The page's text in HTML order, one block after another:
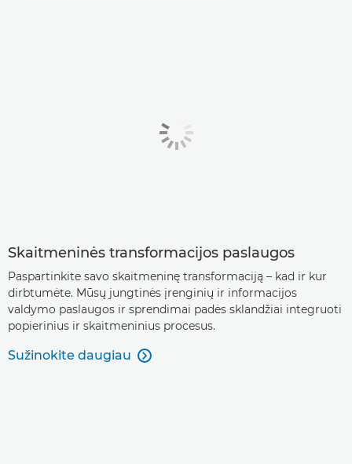
Skaitmeninės transformacijos paslaugos
Paspartinkite savo skaitmeninę transformaciją – kad ir kur
dirbtumėte. Mūsų jungtinės įrenginių ir informacijos
valdymo paslaugos ir sprendimai padės sklandžiai integruoti
popierinius ir skaitmeninius procesus.
Sužinokite daugiau 